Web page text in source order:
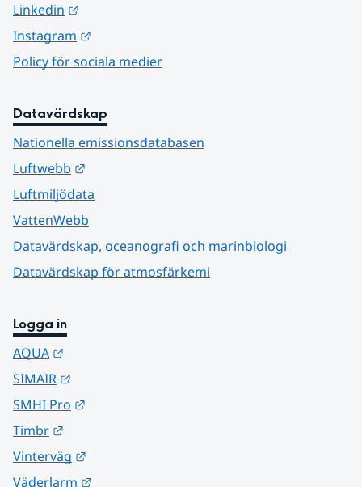
Linkedin
Instagram
Policy för sociala medier
Datavärdskap
Nationella emissionsdatabasen
Luftwebb
Luftmiljödata
VattenWebb
Datavärdskap, oceanografi och marinbiologi
Datavärdskap för atmosfärkemi
Logga in
AQUA
SIMAIR
SMHI Pro
Timbr
Vinterväg
Väderlarm